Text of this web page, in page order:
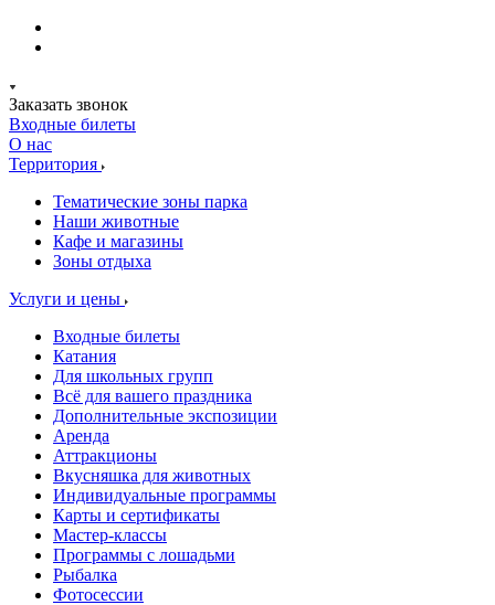
Заказать звонок
Входные билеты
О нас
Территория
Тематические зоны парка
Наши животные
Кафе и магазины
Зоны отдыха
Услуги и цены
Входные билеты
Катания
Для школьных групп
Всё для вашего праздника
Дополнительные экспозиции
Аренда
Аттракционы
Вкусняшка для животных
Индивидуальные программы
Карты и сертификаты
Мастер-классы
Программы с лошадьми
Рыбалка
Фотосессии